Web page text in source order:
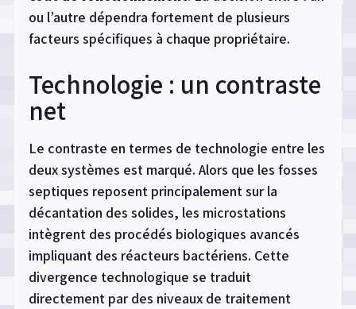
ou l’autre dépendra fortement de plusieurs
facteurs spécifiques à chaque propriétaire.
Technologie : un contraste
net
Le contraste en termes de technologie entre les
deux systèmes est marqué. Alors que les fosses
septiques reposent principalement sur la
décantation des solides, les microstations
intègrent des procédés biologiques avancés
impliquant des réacteurs bactériens. Cette
divergence technologique se traduit
directement par des niveaux de traitement